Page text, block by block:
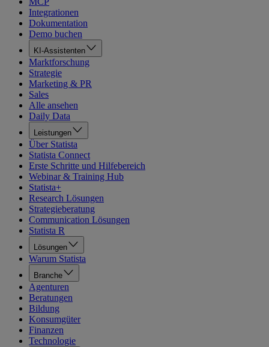
Integrationen
Dokumentation
Demo buchen
KI-Assistenten
Marktforschung
Strategie
Marketing & PR
Sales
Alle ansehen
Daily Data
Leistungen
Über Statista
Statista Connect
Erste Schritte und Hilfebereich
Webinar & Training Hub
Statista+
Research Lösungen
Strategieberatung
Communication Lösungen
Statista R
Lösungen
Warum Statista
Branche
Agenturen
Beratungen
Bildung
Konsumgüter
Finanzen
Technologie